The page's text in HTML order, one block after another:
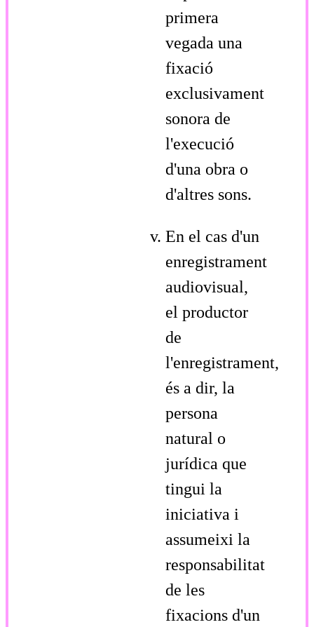
primera
vegada una
fixació
exclusivament
sonora de
l'execució
d'una obra o
d'altres sons.
En el cas d'un
enregistrament
audiovisual,
el productor
de
l'enregistrament,
és a dir, la
persona
natural o
jurídica que
tingui la
iniciativa i
assumeixi la
responsabilitat
de les
fixacions d'un